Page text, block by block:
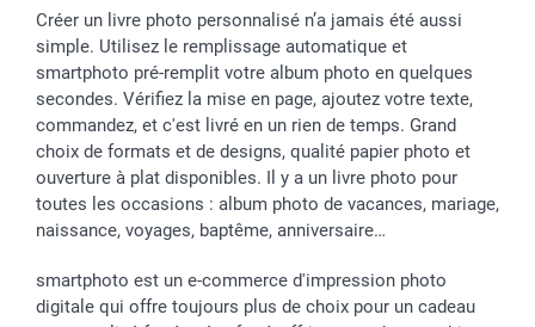
Créer un livre photo personnalisé n’a jamais été aussi
simple. Utilisez le remplissage automatique et
smartphoto pré-remplit votre album photo en quelques
secondes. Vérifiez la mise en page, ajoutez votre texte,
commandez, et c'est livré en un rien de temps. Grand
choix de formats et de designs, qualité papier photo et
ouverture à plat disponibles. Il y a un livre photo pour
toutes les occasions : album photo de vacances, mariage,
naissance, voyages, baptême, anniversaire…
smartphoto est un e-commerce d'impression photo
digitale qui offre toujours plus de choix pour un cadeau